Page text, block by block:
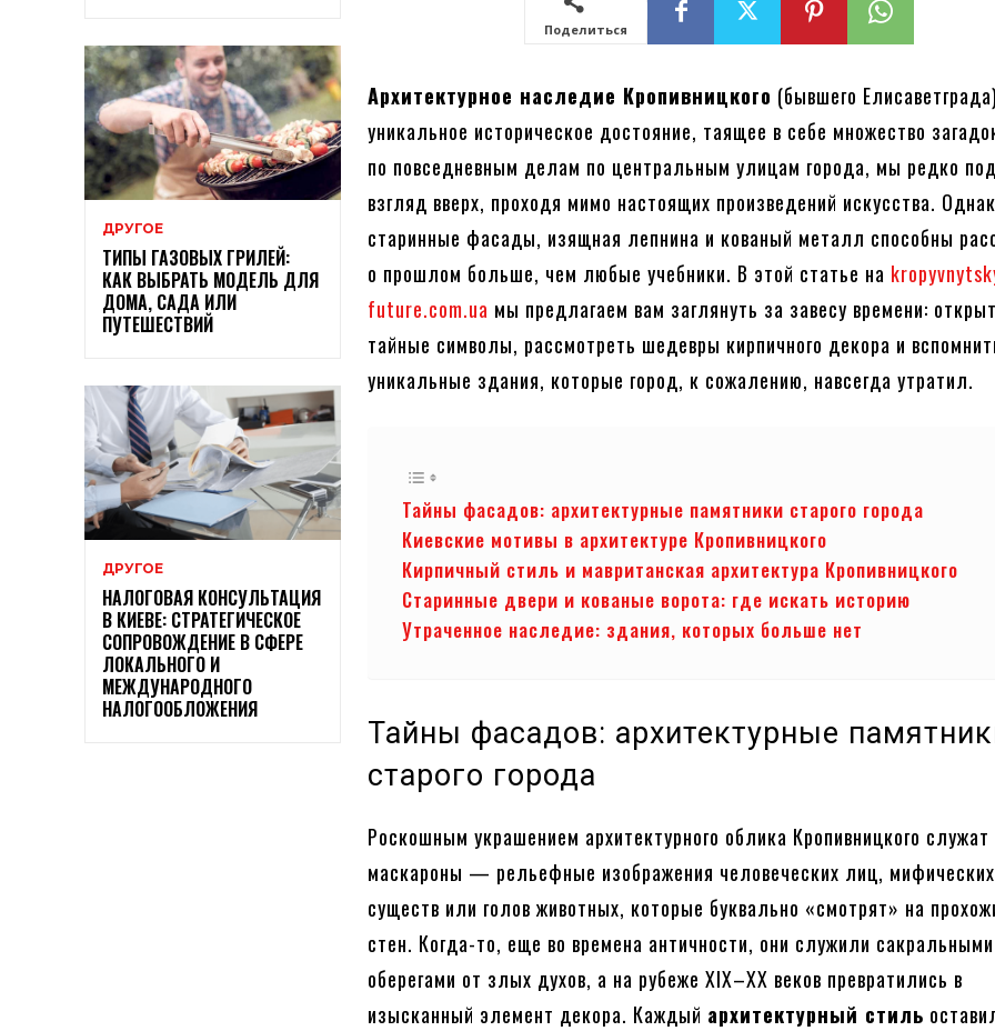
ДРУГОЕ
ТИПЫ ГАЗОВЫХ ГРИЛЕЙ:
КАК ВЫБРАТЬ МОДЕЛЬ ДЛЯ
ДОМА, САДА ИЛИ
ПУТЕШЕСТВИЙ
ДРУГОЕ
НАЛОГОВАЯ КОНСУЛЬТАЦИЯ
В КИЕВЕ: СТРАТЕГИЧЕСКОЕ
СОПРОВОЖДЕНИЕ В СФЕРЕ
ЛОКАЛЬНОГО И
МЕЖДУНАРОДНОГО
НАЛОГООБЛОЖЕНИЯ
Поделиться
Архитектурное наследие Кропивницкого (бывшего
уникальное историческое достояние, таящее в себе множество
по повседневным делам по центральным улицам города, мы редко
взгляд вверх, проходя мимо настоящих произведений искусства.
старинные фасады, изящная лепнина и кованый металл способны
о прошлом больше, чем любые учебники. В этой статье на
future.com.ua мы предлагаем вам заглянуть за завесу времени:
тайные символы, рассмотреть шедевры кирпичного декора и
уникальные здания, которые город, к сожалению, навсегда утратил.
Тайны фасадов: архитектурные памятники старого города
Киевские мотивы в архитектуре Кропивницкого
Кирпичный стиль и мавританская архитектура Кропивницкого
Старинные двери и кованые ворота: где искать историю
Утраченное наследие: здания, которых больше нет
Тайны фасадов: архитектурные
старого города
Роскошным украшением архитектурного облика Кропивницкого служат
маскароны — рельефные изображения человеческих лиц, мифических
существ или голов животных, которые буквально «смотрят» на
стен. Когда-то, еще во времена античности, они служили сакральными
оберегами от злых духов, а на рубеже XIX–XX веков превратились в
изысканный элемент декора. Каждый архитектурный стиль